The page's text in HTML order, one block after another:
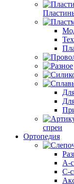
спреи
Ортопедия
А-
С-